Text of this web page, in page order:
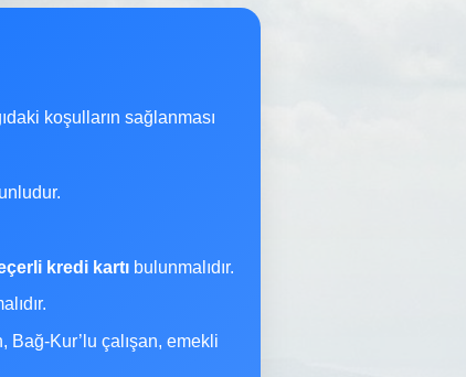
koşulların sağlanması
kredi kartı bulunmalıdır.
Bağ-Kur’lu çalışan, emekli